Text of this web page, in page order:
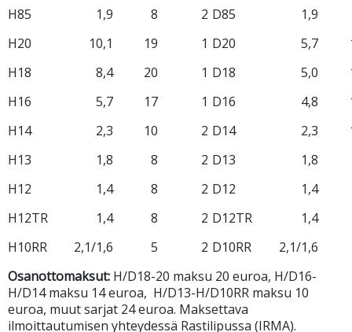
H85
1,9 8 2 D85
1,9
H20
10,1 19 1 D20 5,7
H18
8,4 20 1 D18 5,0
H16
5,7 17 1 D16 4,8
H14
2,3 10 2 D14 2,3
H13
1,8 8 2 D13
1,8
H12
1,4 8 2 D12
1,4
H12TR
1,4 8 2 D12TR
1,4
H10RR
2,1/1,6 5 2 D10RR
2,1/1,6
Osanottomaksut: H/D18-20 maksu 20 euroa, H/D16-
H/D14 maksu 14 euroa, H/D13-H/D10RR maksu 10
euroa, muut sarjat 24 euroa. Maksettava
ilmoittautumisen yhteydessä Rastilipussa (IRMA).